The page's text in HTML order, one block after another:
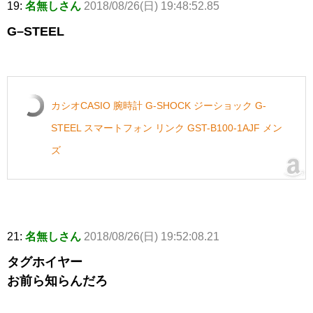
19: 名無しさん 2018/08/26(日) 19:48:52.85
G–STEEL
カシオCASIO 腕時計 G-SHOCK ジーショック G-
STEEL スマートフォン リンク GST-B100-1AJF メン
ズ
21: 名無しさん 2018/08/26(日) 19:52:08.21
タグホイヤー
お前ら知らんだろ